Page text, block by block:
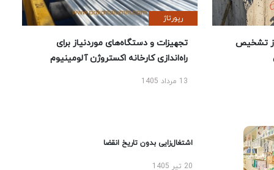
تشخیص
رپورتاژ
تجهیزات و دستگاه‌های موردنیاز برای
راه‌اندازی کارخانه اکستروژن آلومینیوم
13 مرداد 1405
اشتغال‌زایی بدون تاریخ انقضا
20 تیر 1405